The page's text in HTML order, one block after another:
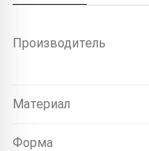
Производитель
Материал
Форма